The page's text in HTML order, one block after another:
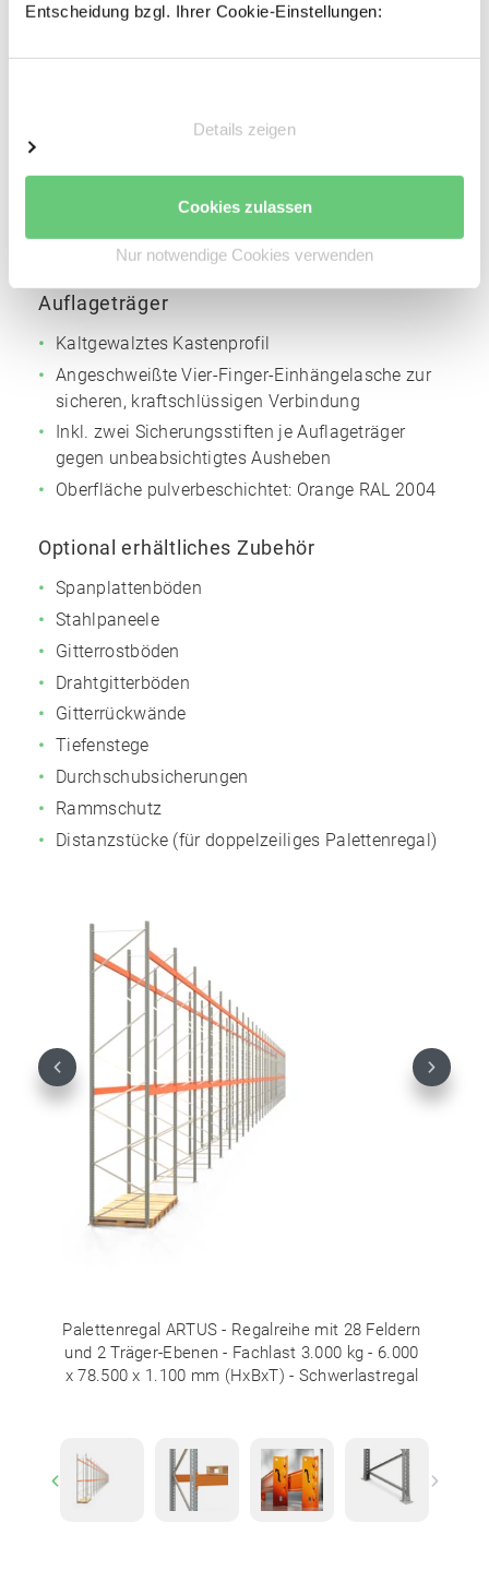
Entscheidung bzgl. Ihrer Cookie-Einstellungen:
Details zeigen
Cookies zulassen
Nur notwendige Cookies verwenden
Rahmen
Omega Rahmenprofil
Profilbreite: 100 mm
Oberfläche pulverbeschichtet:Silbergrau
S4005
Auflageträger
Kaltgewalztes Kastenprofil
Angeschweißte Vier-Finger-Einhängelasche zur
sicheren, kraftschlüssigen Verbindung
Inkl. zwei Sicherungsstiften je Auflageträger
gegen unbeabsichtigtes Ausheben
Oberfläche pulverbeschichtet: Orange RAL 2004
Optional erhältliches Zubehör
Spanplattenböden
Stahlpaneele
Gitterrostböden
Drahtgitterböden
Gitterrückwände
Tiefenstege
Durchschubsicherungen
Rammschutz
Distanzstücke (für doppelzeiliges Palettenregal)
Palettenregal ARTUS - Regalreihe mit 28 Feldern
und 2 Träger-Ebenen - Fachlast 3.000 kg - 6.000
x 78.500 x 1.100 mm (HxBxT) - Schwerlastregal
Previous Next
Previous Next